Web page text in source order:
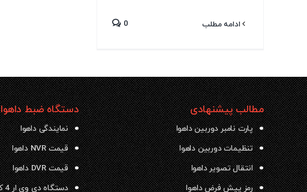
ادامه مطلب 0
مطالب پیشنهادی
پارت نامبر دوربین داهوا
تنظیمات دوربین داهوا
انتقال تصویر داهوا
رمز پیش فرض داهوا
دستگاه ضبط داهوا
نمایندگی داهوا
قیمت NVR داهوا
قیمت DVR داهوا
دستگاه دی وی ار 4 کانال داهوا